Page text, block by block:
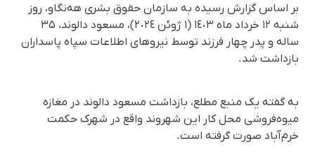
بر اساس گزارش رسیده به سازمان حقوق بشری هه‌نگاو، روز
شنبه ١٢ خرداد ماه ١٤٠٣ (١ ژوئن ٢٠٢٤)، مسعود دالوند، ٣۵
ساله و پدر چهار فرزند توسط نیروهای اطلاعات سپاه پاسداران
بازداشت شد.
به گفته یک منبع مطلع، بازداشت مسعود دالوند در مغازه
میوه‌فروشی محل کار این شهروند واقع در شهرک حکمت
خرم‌آباد صورت گرفته است.